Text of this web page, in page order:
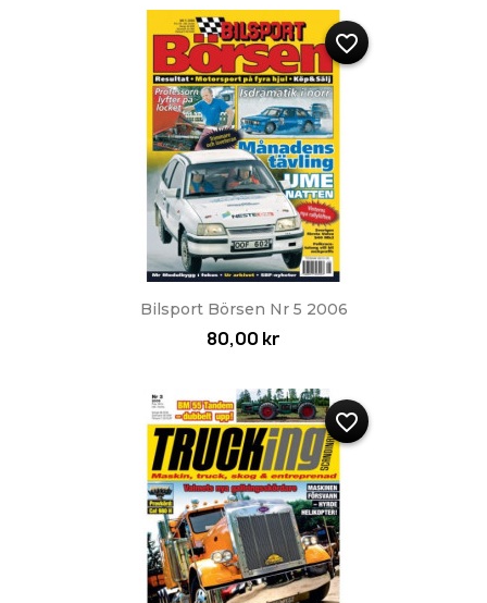
Bilsport Börsen Nr 5 2006
80,00 kr
favorite_border
favorite_border